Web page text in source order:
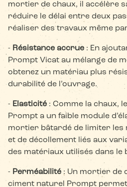
mortier de chaux, il accélère
réduire le délai entre deux
réaliser des travaux même
- Résistance accrue : En
Prompt Vicat au mélange de
obtenez un matériau plus
durabilité de l’ouvrage.
- Elasticité : Comme la chaux,
Prompt a un faible module
mortier bâtardé de limiter les
et de décollement liés aux
des matériaux utilisés dans le
- Perméabilité : Un mortier de
ciment naturel Prompt